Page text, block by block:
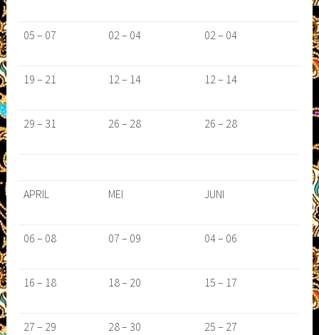
05 – 07 02 – 04 02 – 04
19 – 21 12 – 14 12 – 14
29 – 31 26 – 28 26 – 28
APRIL MEI JUNI
06 – 08 07 – 09 04 – 06
16 – 18 18 – 20 15 – 17
27 – 29 28 – 30 25 – 27